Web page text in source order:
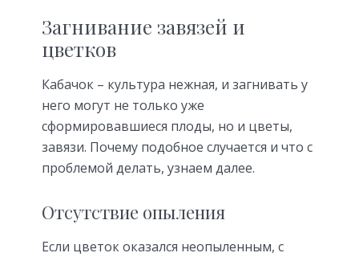
Загнивание завязей и
цветков
Кабачок – культура нежная, и загнивать у
него могут не только уже
сформировавшиеся плоды, но и цветы,
завязи. Почему подобное случается и что с
проблемой делать, узнаем далее.
Отсутствие опыления
Если цветок оказался неопыленным, с